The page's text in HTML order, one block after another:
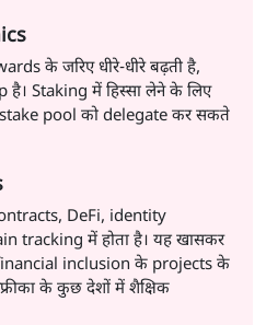
के जरिए धीरे-धीरे बढ़ती है,
Staking में हिस्सा लेने के लिए
pool को delegate कर सकते
DeFi, identity
tracking में होता है। यह खासकर
inclusion के projects के
के कुछ देशों में शैक्षिक